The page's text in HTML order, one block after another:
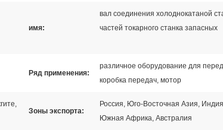
имя:
вал соединения холоднокатаной
частей токарного станка запасных
Ряд применения:
различное оборудование для
коробка передач, мотор
Зоны экспорта:
Россия, Юго-Восточная Азия,
Южная Африка, Австралия